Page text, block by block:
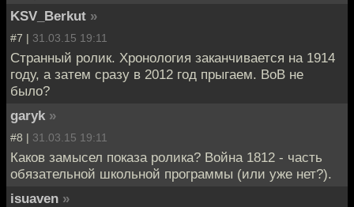
KSV_Berkut »
#7 | 31.03.15 19:11
Странный ролик. Хронология заканчивается на 1914
году, а затем сразу в 2012 год прыгаем. ВоВ не
было?
garyk »
#8 | 31.03.15 19:11
Каков замысел показа ролика? Война 1812 - часть
обязательной школьной программы (или уже нет?).
isuaven »